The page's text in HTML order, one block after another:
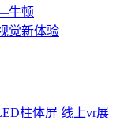
牛顿
觉新体验
柱体屏 线上vr展